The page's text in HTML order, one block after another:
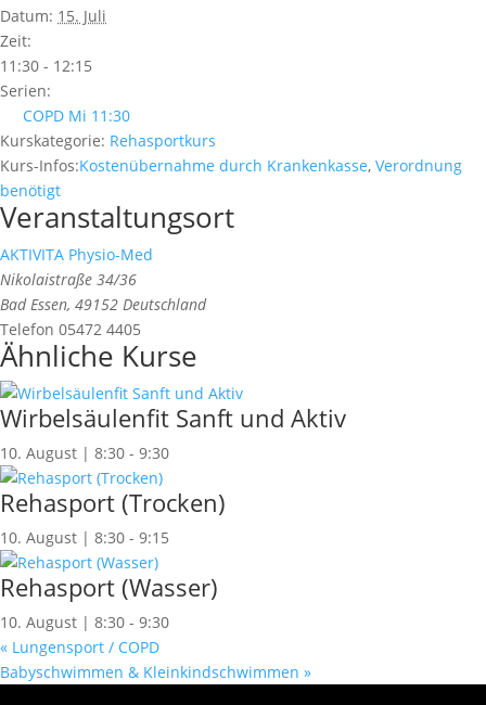
Datum: 15. Juli
Zeit:
11:30 - 12:15
Serien:
COPD Mi 11:30
Kurskategorie: Rehasportkurs
Kurs-Infos:Kostenübernahme durch Krankenkasse, Verordnung
benötigt
Veranstaltungsort
AKTIVITA Physio-Med
Nikolaistraße 34/36
Bad Essen, 49152 Deutschland
Telefon 05472 4405
Ähnliche Kurse
Wirbelsäulenfit Sanft und Aktiv
10. August | 8:30 - 9:30
Rehasport (Trocken)
10. August | 8:30 - 9:15
Rehasport (Wasser)
10. August | 8:30 - 9:30
« Lungensport / COPD
Babyschwimmen & Kleinkindschwimmen »